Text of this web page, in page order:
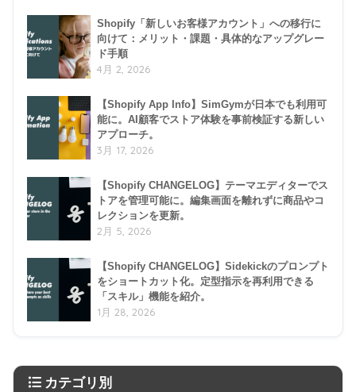
Shopify「新しいお客様アカウント」への移行に
向けて：メリット・課題・具体的なアップグレー
ド手順
4月 2, 2026
【Shopify App Info】SimGymが日本でも利用可
能に。AI顧客でストア体験を事前検証する新しい
アプローチ。
3月 17, 2026
【Shopify CHANGELOG】テーマエディターでス
トアを管理可能に。編集画面を離れずに商品やコ
レクションを更新。
2月 5, 2026
【Shopify CHANGELOG】Sidekickのプロンプト
をショートカット化。定型指示を再利用できる
「スキル」機能を紹介。
1月 28, 2026
カテゴリ別